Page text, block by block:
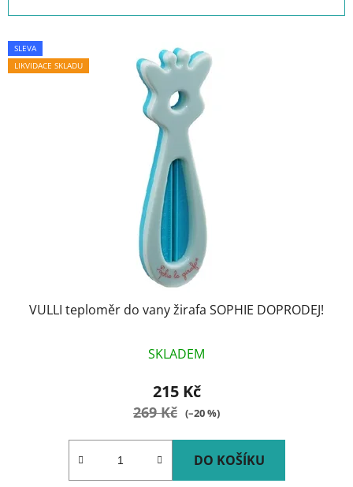
p
r
V
ý
SLEVA
LIKVIDACE SKLADU
VULLI teploměr do vany žirafa SOPHIE DOPRODEJ!
SKLADEM
215 Kč
269 Kč (–20 %)
DO KOŠÍKU